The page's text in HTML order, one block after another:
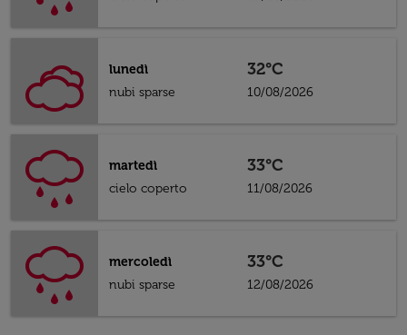
lunedì
nubi sparse
32°C
10/08/2026
martedì
cielo coperto
33°C
11/08/2026
mercoledì
nubi sparse
33°C
12/08/2026